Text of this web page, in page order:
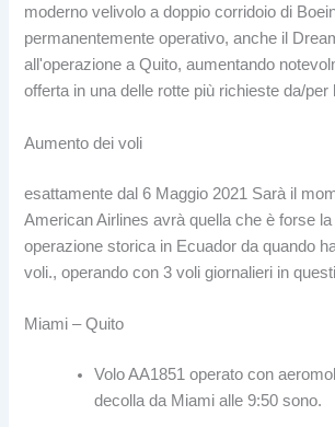
moderno velivolo a doppio corridoio di
permanentemente operativo, anche il
all'operazione a Quito, aumentando
offerta in una delle rotte più richieste da/per
Aumento dei voli
esattamente dal 6 Maggio 2021 Sarà il
American Airlines avrà quella che è forse
operazione storica in Ecuador da quando
voli., operando con 3 voli giornalieri in
Miami – Quito
Volo AA1851 operato con
decolla da Miami alle 9:50 sono.